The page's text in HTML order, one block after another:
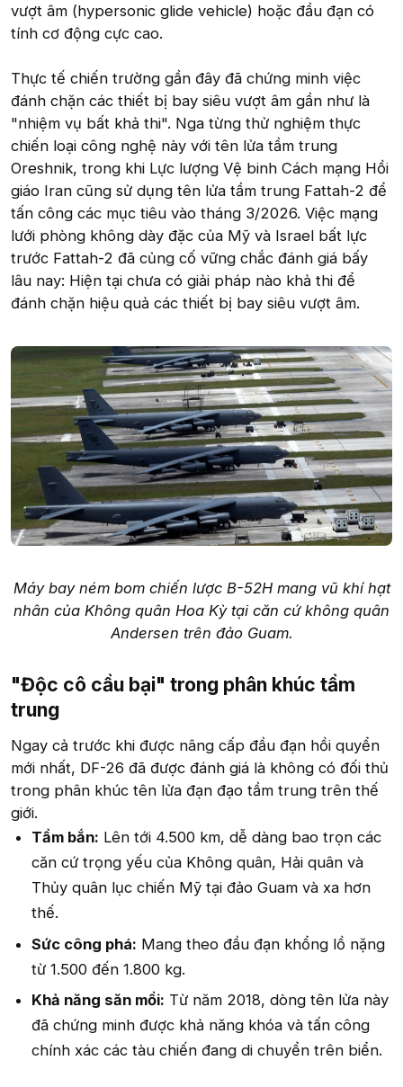
vượt âm (hypersonic glide vehicle) hoặc đầu đạn có
tính cơ động cực cao.
Thực tế chiến trường gần đây đã chứng minh việc
đánh chặn các thiết bị bay siêu vượt âm gần như là
"nhiệm vụ bất khả thi". Nga từng thử nghiệm thực
chiến loại công nghệ này với tên lửa tầm trung
Oreshnik, trong khi Lực lượng Vệ binh Cách mạng Hồi
giáo Iran cũng sử dụng tên lửa tầm trung Fattah-2 để
tấn công các mục tiêu vào tháng 3/2026. Việc mạng
lưới phòng không dày đặc của Mỹ và Israel bất lực
trước Fattah-2 đã củng cố vững chắc đánh giá bấy
lâu nay: Hiện tại chưa có giải pháp nào khả thi để
đánh chặn hiệu quả các thiết bị bay siêu vượt âm.
Máy bay ném bom chiến lược B-52H mang vũ khí hạt
nhân của Không quân Hoa Kỳ tại căn cứ không quân
Andersen trên đảo Guam.
"Độc cô cầu bại" trong phân khúc tầm
trung​
Ngay cả trước khi được nâng cấp đầu đạn hồi quyển
mới nhất, DF-26 đã được đánh giá là không có đối thủ
trong phân khúc tên lửa đạn đạo tầm trung trên thế
giới.
Tầm bắn: Lên tới 4.500 km, dễ dàng bao trọn các
căn cứ trọng yếu của Không quân, Hải quân và
Thủy quân lục chiến Mỹ tại đảo Guam và xa hơn
thế.
Sức công phá: Mang theo đầu đạn khổng lồ nặng
từ 1.500 đến 1.800 kg.
Khả năng săn mồi: Từ năm 2018, dòng tên lửa này
đã chứng minh được khả năng khóa và tấn công
chính xác các tàu chiến đang di chuyển trên biển.